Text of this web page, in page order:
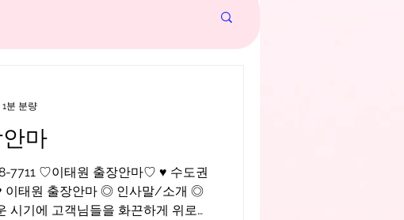
마
7711 ♡이태원 출장안마♡ ♥ 수도권
이태원 출장안마 ◎ 인사말/소개 ◎
끈하게 위로해
1분 분량